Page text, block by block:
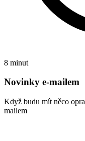
8 minut
Novinky e-mailem
Když budu mít něco
mailem